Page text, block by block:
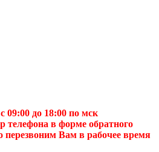
09:00 до 18:00 по мск
телефона в форме обратного
перезвоним Вам в рабочее время